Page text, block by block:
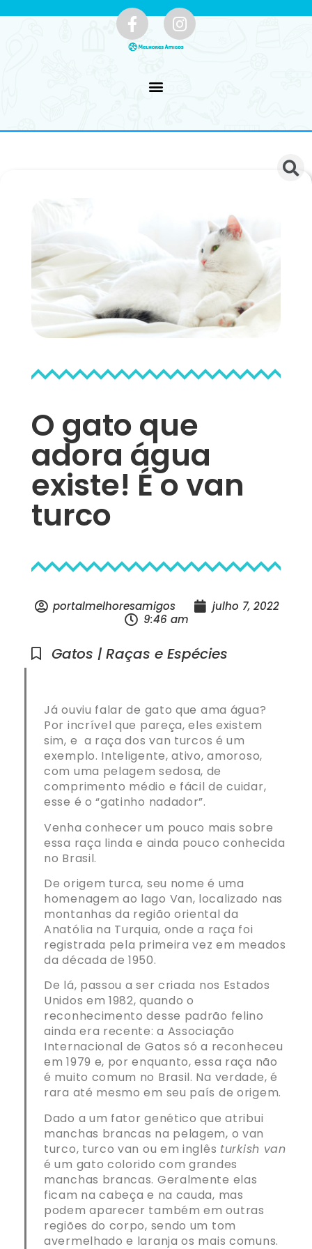
O gato que
adora água
existe! É o van
turco
portalmelhoresamigos
julho 7, 2022
9:46 am
Gatos | Raças e Espécies
Já ouviu falar de gato que ama água?
Por incrível que pareça, eles existem
sim, e a raça dos van turcos é um
exemplo. Inteligente, ativo, amoroso,
com uma pelagem sedosa, de
comprimento médio e fácil de cuidar,
esse é o “gatinho nadador”.
Venha conhecer um pouco mais sobre
essa raça linda e ainda pouco conhecida
no Brasil.
De origem turca, seu nome é uma
homenagem ao lago Van, localizado nas
montanhas da região oriental da
Anatólia na Turquia, onde a raça foi
registrada pela primeira vez em meados
da década de 1950.
De lá, passou a ser criada nos Estados
Unidos em 1982, quando o
reconhecimento desse padrão felino
ainda era recente: a Associação
Internacional de Gatos só a reconheceu
em 1979 e, por enquanto, essa raça não
é muito comum no Brasil. Na verdade, é
rara até mesmo em seu país de origem.
Dado a um fator genético que atribui
manchas brancas na pelagem, o van
turco, turco van ou em inglês turkish van
é um gato colorido com grandes
manchas brancas. Geralmente elas
ficam na cabeça e na cauda, mas
podem aparecer também em outras
regiões do corpo, sendo um tom
avermelhado e laranja os mais comuns.